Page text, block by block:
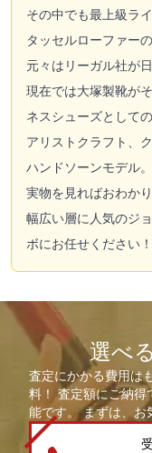
その中でも最上級ラ
タッセルローファー
元々はリーガル社が
現在では大塚製靴が
ネスシューズとして
アリストクラフト、
ハンドソーンモデル
実物を見ればおわか
幅広い層に人気のジ
ボにお任せください！
選べる
査定にかかる費用は
料！ 査定額にご納得
能です。 まずは、お